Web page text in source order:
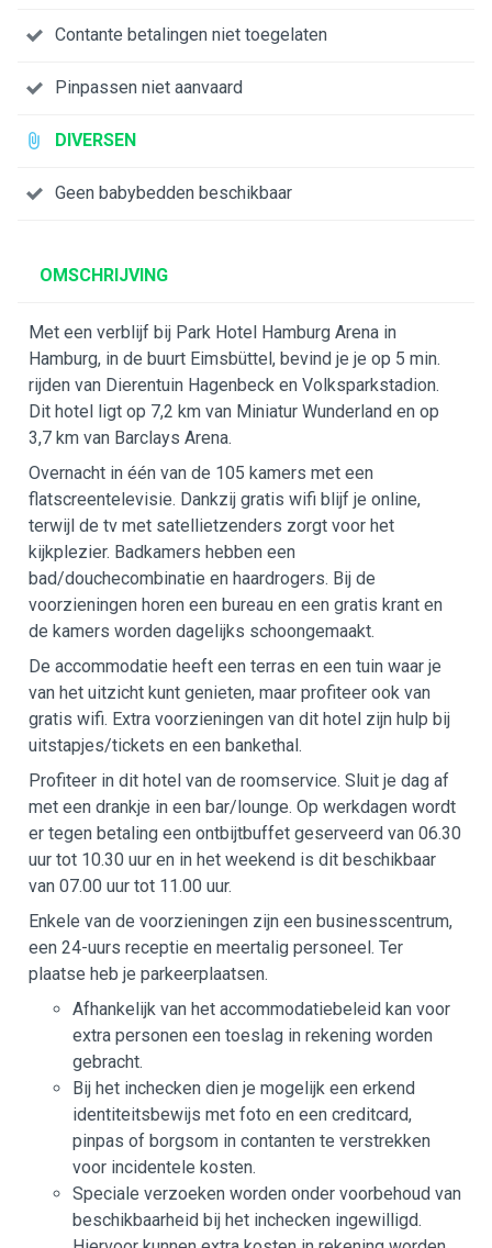
Contante betalingen niet toegelaten
Pinpassen niet aanvaard
DIVERSEN
Geen babybedden beschikbaar
OMSCHRIJVING
Met een verblijf bij Park Hotel Hamburg Arena in
Hamburg, in de buurt Eimsbüttel, bevind je je op 5 min.
rijden van Dierentuin Hagenbeck en Volksparkstadion.
Dit hotel ligt op 7,2 km van Miniatur Wunderland en op
3,7 km van Barclays Arena.
Overnacht in één van de 105 kamers met een
flatscreentelevisie. Dankzij gratis wifi blijf je online,
terwijl de tv met satellietzenders zorgt voor het
kijkplezier. Badkamers hebben een
bad/douchecombinatie en haardrogers. Bij de
voorzieningen horen een bureau en een gratis krant en
de kamers worden dagelijks schoongemaakt.
De accommodatie heeft een terras en een tuin waar je
van het uitzicht kunt genieten, maar profiteer ook van
gratis wifi. Extra voorzieningen van dit hotel zijn hulp bij
uitstapjes/tickets en een bankethal.
Profiteer in dit hotel van de roomservice. Sluit je dag af
met een drankje in een bar/lounge. Op werkdagen wordt
er tegen betaling een ontbijtbuffet geserveerd van 06.30
uur tot 10.30 uur en in het weekend is dit beschikbaar
van 07.00 uur tot 11.00 uur.
Enkele van de voorzieningen zijn een businesscentrum,
een 24-uurs receptie en meertalig personeel. Ter
plaatse heb je parkeerplaatsen.
Afhankelijk van het accommodatiebeleid kan voor
extra personen een toeslag in rekening worden
gebracht.
Bij het inchecken dien je mogelijk een erkend
identiteitsbewijs met foto en een creditcard,
pinpas of borgsom in contanten te verstrekken
voor incidentele kosten.
Speciale verzoeken worden onder voorbehoud van
beschikbaarheid bij het inchecken ingewilligd.